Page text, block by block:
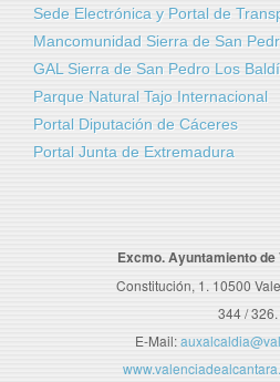
Sede Electrónica y Portal de
Mancomunidad Sierra de San
GAL Sierra de San Pedro Los
Parque Natural Tajo Internacional
Portal Diputación de Cáceres
Portal Junta de Extremadura
Excmo. Ayuntamiento
Constitución, 1. 10500
344 /
E-Mail: